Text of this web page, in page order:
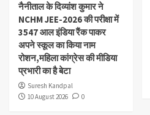
नैनीताल के दिव्यांश‌ कुमार ने
NCHM JEE-2026 की परीक्षा में
3547 आल इंडिया रैंक पाकर
अपने स्कूल का किया नाम
रोशन,महिला कांग्रेस की मीडिया
प्रभारी का है बेटा
Suresh Kandpal
10 August 2026
0